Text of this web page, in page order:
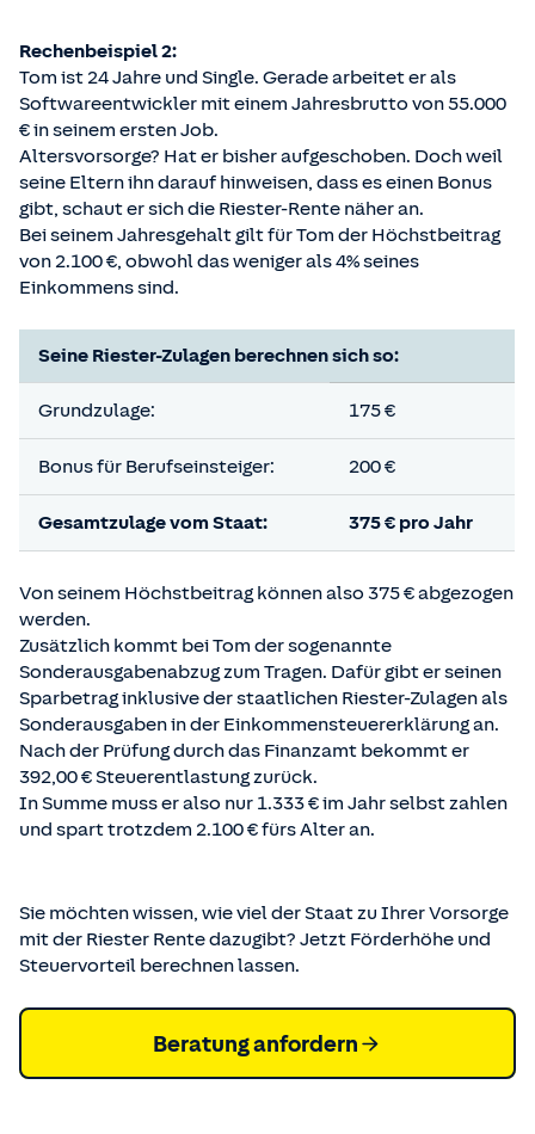
Rechenbeispiel 2:
Tom ist 24 Jahre und Single. Gerade arbeitet er als
Softwareentwickler mit einem Jahresbrutto von 55.000
€ in seinem ersten Job.
Altersvorsorge? Hat er bisher aufgeschoben. Doch weil
seine Eltern ihn darauf hinweisen, dass es einen Bonus
gibt, schaut er sich die Riester-Rente näher an.
Bei seinem Jahresgehalt gilt für Tom der Höchstbeitrag
von 2.100 €, obwohl das weniger als 4% seines
Einkommens sind.
Seine Riester-Zulagen berechnen sich so:
Grundzulage: 175 €
Bonus für Berufseinsteiger: 200 €
Gesamtzulagevom Staat: 375 € pro Jahr
Von seinem Höchstbeitrag können also 375 € abgezogen
werden.
Zusätzlich kommt bei Tom der sogenannte
Sonderausgabenabzug zum Tragen. Dafür gibt er seinen
Sparbetrag inklusive der staatlichen Riester-Zulagen als
Sonderausgaben in der Einkommensteuererklärung an.
Nach der Prüfung durch das Finanzamt bekommt er
392,00 € Steuerentlastung zurück.
In Summe muss er also nur 1.333 € im Jahr selbst zahlen
und spart trotzdem 2.100 € fürs Alter an.
Sie möchten wissen, wie viel der Staat zu Ihrer Vorsorge
mit der Riester Rente dazugibt? Jetzt Förderhöhe und
Steuervorteil berechnen lassen.
Beratung anfordern